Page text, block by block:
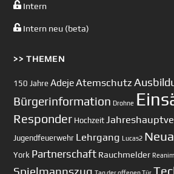
Intern
Intern neu (beta)
>> THEMEN
150 Jahre AdejeAtemschutz
Bürgerinformation Drohne
Responder Hochzeit
Jugendfeuerwehr Lehrgang Lucas2
York Partnerschaft Rauchmelder
Spielmannszug